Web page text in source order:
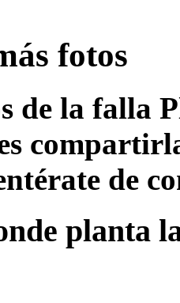
fotos
de la falla
de
planta